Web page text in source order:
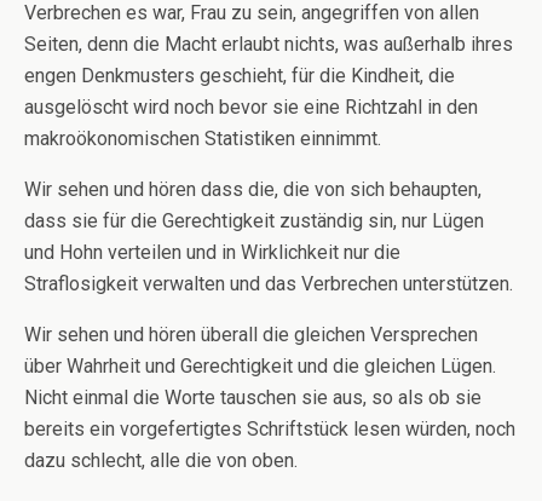
Verbrechen es war, Frau zu sein, angegriffen von allen
Seiten, denn die Macht erlaubt nichts, was außerhalb ihres
engen Denkmusters geschieht, für die Kindheit, die
ausgelöscht wird noch bevor sie eine Richtzahl in den
makroökonomischen Statistiken einnimmt.
Wir sehen und hören dass die, die von sich behaupten,
dass sie für die Gerechtigkeit zuständig sin, nur Lügen
und Hohn verteilen und in Wirklichkeit nur die
Straflosigkeit verwalten und das Verbrechen unterstützen.
Wir sehen und hören überall die gleichen Versprechen
über Wahrheit und Gerechtigkeit und die gleichen Lügen.
Nicht einmal die Worte tauschen sie aus, so als ob sie
bereits ein vorgefertigtes Schriftstück lesen würden, noch
dazu schlecht, alle die von oben.